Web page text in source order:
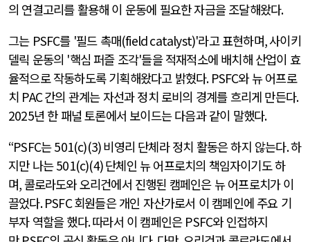
의 연결고리를 활용해 이 운동에 필요한 자금을 조달해왔다.
그는 PSFC를 '필드 촉매(field catalyst)'라고 표현하며,사이키
델릭 운동의 '핵심 퍼즐 조각'들을 적재적소에 배치해 산업이 효
율적으로 작동하도록 기획해왔다고 밝혔다. PSFC와 뉴 어프로
치 PAC간의 관계는 자선과 정치 로비의 경계를 흐리게 만든다.
2025년 한 패널 토론에서 보이드는 다음과 같이 말했다.
“PSFC는501(c)(3)비영리 단체라 정치 활동은 하지 않는다.하
지만 나는501(c)(4)단체인 뉴 어프로치의 책임자이기도 하
며, 콜로라도와 오리건에서 진행된 캠페인은 뉴 어프로치가 이
끌었다. PSFC회원들은 개인 자산가로서 이 캠페인에 주요 기
부자 역할을 했다.따라서 이 캠페인은 PSFC와 인접하지